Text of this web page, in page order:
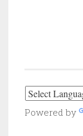
Powered by